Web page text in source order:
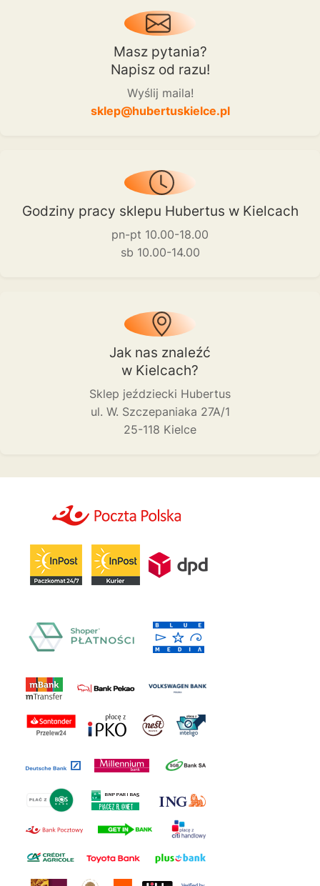
Masz pytania?
Napisz od razu!
Wyślij maila!
sklep@hubertuskielce.pl
Godziny pracy sklepu Hubertus w Kielcach
pn-pt 10.00-18.00
sb 10.00-14.00
Jak nas znaleźć
w Kielcach?
Sklep jeździecki Hubertus
ul. W. Szczepaniaka 27A/1
25-118 Kielce